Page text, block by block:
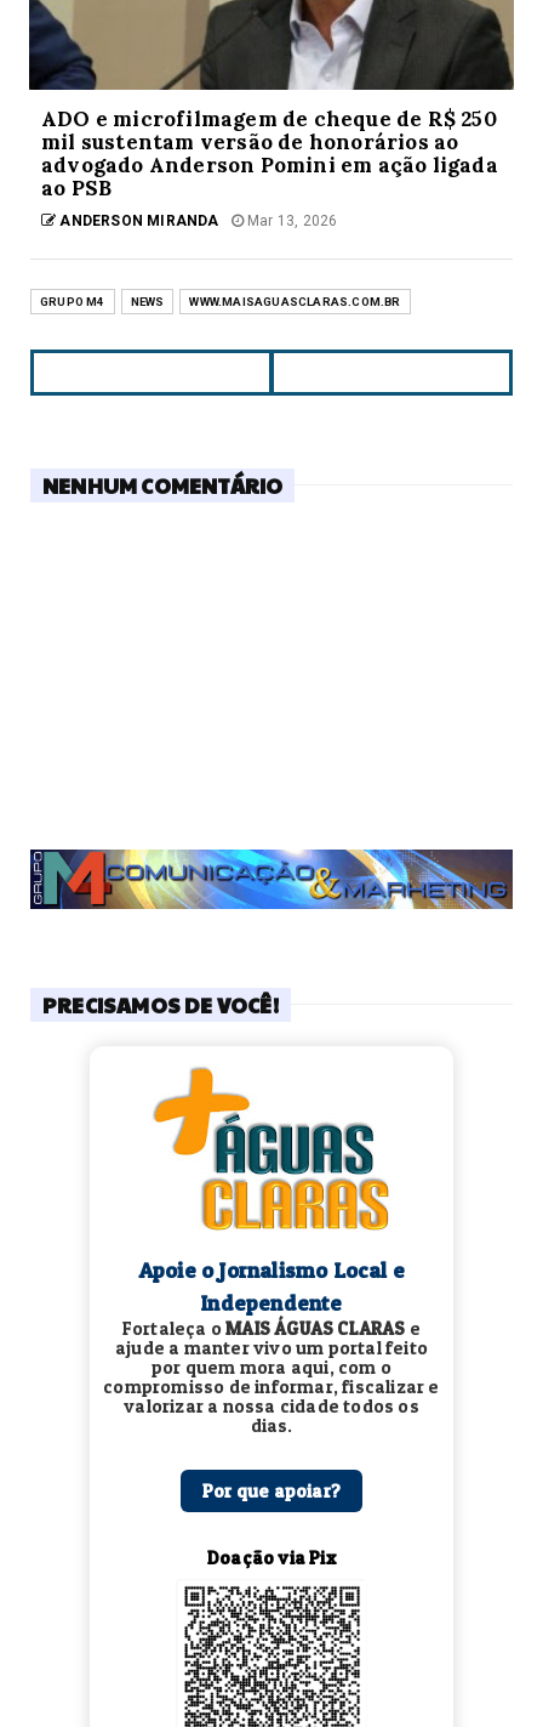
ADO e microfilmagem de cheque de R$ 250
mil sustentam versão de honorários ao
advogado Anderson Pomini em ação ligada
ao PSB
ANDERSON MIRANDA Mar 13, 2026
GRUPO M4 NEWS WWW.MAISAGUASCLARAS.COM.BR
NENHUM COMENTÁRIO
PRECISAMOS DE VOCÊ!
Apoie o Jornalismo Local e
Independente
Fortaleça oMAIS ÁGUAS CLARAS e
ajude a manter vivo um portal feito
por quem mora aqui, com o
compromisso de informar, fiscalizar e
valorizar a nossa cidade todos os
dias.
Por que apoiar?
Doação via Pix